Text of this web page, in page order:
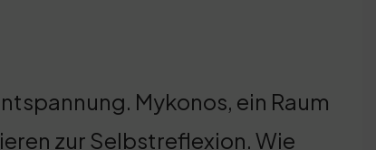
Mykonos, ein Raum
zur Selbstreflexion. Wie